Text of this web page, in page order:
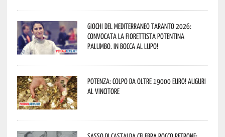
Giochi del Mediterraneo Taranto 2026:
convocata la fiorettista potentina
Palumbo. In bocca al lupo!
Potenza: colpo da oltre 19000 Euro! Auguri
al vincitore